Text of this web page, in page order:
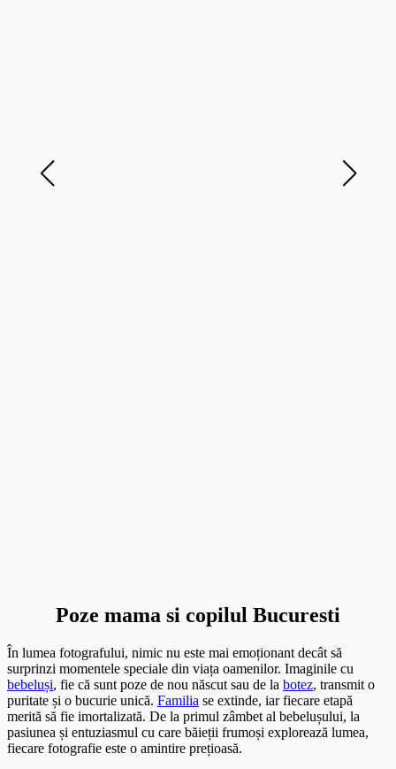
Poze mama si copilul Bucuresti
În lumea fotografului, nimic nu este mai emoționant decât să
surprinzi momentele speciale din viața oamenilor. Imaginile cu
bebeluși, fie că sunt poze de nou născut sau de la botez, transmit o
puritate și o bucurie unică. Familia se extinde, iar fiecare etapă
merită să fie imortalizată. De la primul zâmbet al bebelușului, la
pasiunea și entuziasmul cu care băieții frumoși explorează lumea,
fiecare fotografie este o amintire prețioasă.